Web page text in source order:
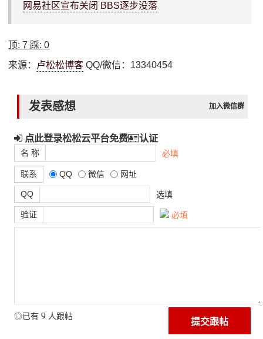
网易社区宣布关闭 BBS逐步没落
顶:7 踩:0
来源： 卢松松博客 QQ/微信：13340454
发表感想 加入微信群
点此登录松松云平台免费 认证
名 称 必填
联系 QQ 微信 网址
QQ 选填
验证 必填
◎已有 9 人跟帖